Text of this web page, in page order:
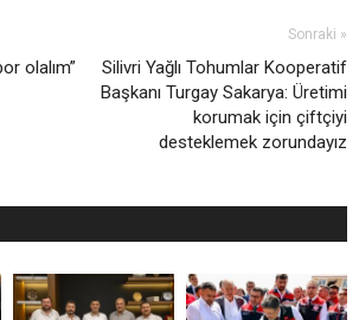
olalım”
Sonraki »
Silivri Yağlı Tohumlar Kooperatif
Başkanı Turgay Sakarya: Üretimi
korumak için çiftçiyi
desteklemek zorundayız